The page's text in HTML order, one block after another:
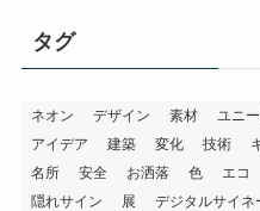
ブ
タグ
ネオン デザイン 素材 ユニ
アイデア
建築 変化 技術
名所
安全 お洒落 色 エコ
隠れサイン
展 デジタルサイネ